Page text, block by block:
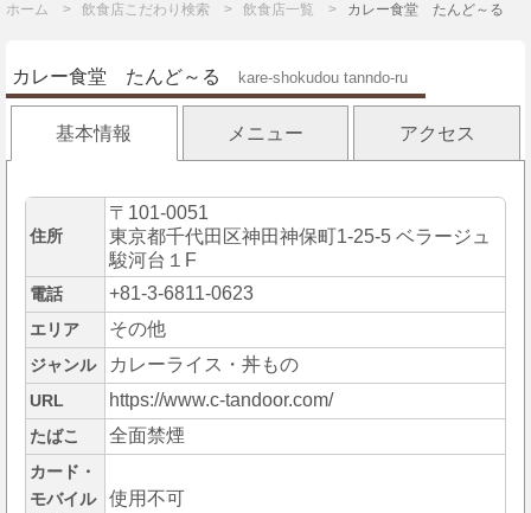
ホーム 飲食店こだわり検索 飲食店一覧 カレー食堂 たんど～る
カレー食堂 たんど～る kare-shokudou tanndo-ru
基本情報 メニュー アクセス
住所
〒101-0051
東京都千代田区神田神保町1-25-5 ベラージュ
駿河台１F
電話 +81-3-6811-0623
エリア その他
ジャンル カレーライス・丼もの
URL https://www.c-tandoor.com/
たばこ 全面禁煙
カード・
モバイル
使用不可